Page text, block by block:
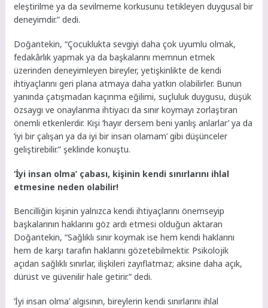
eleştirilme ya da sevilmeme korkusunu tetikleyen duygusal bir
deneyimdir.” dedi.
Doğantekin, “Çocuklukta sevgiyi daha çok uyumlu olmak,
fedakârlık yapmak ya da başkalarını memnun etmek
üzerinden deneyimleyen bireyler, yetişkinlikte de kendi
ihtiyaçlarını geri plana atmaya daha yatkın olabilirler. Bunun
yanında çatışmadan kaçınma eğilimi, suçluluk duygusu, düşük
özsaygı ve onaylanma ihtiyacı da sınır koymayı zorlaştıran
önemli etkenlerdir. Kişi ‘hayır dersem beni yanlış anlarlar’ ya da
‘iyi bir çalışan ya da iyi bir insan olamam’ gibi düşünceler
geliştirebilir.” şeklinde konuştu.
‘İyi insan olma’ çabası, kişinin kendi sınırlarını ihlal
etmesine neden olabilir!
Bencilliğin kişinin yalnızca kendi ihtiyaçlarını önemseyip
başkalarının haklarını göz ardı etmesi olduğun aktaran
Doğantekin, “Sağlıklı sınır koymak ise hem kendi haklarını
hem de karşı tarafın haklarını gözetebilmektir. Psikolojik
açıdan sağlıklı sınırlar, ilişkileri zayıflatmaz; aksine daha açık,
dürüst ve güvenilir hale getirir.” dedi.
‘İyi insan olma’ algısının, bireylerin kendi sınırlarını ihlal